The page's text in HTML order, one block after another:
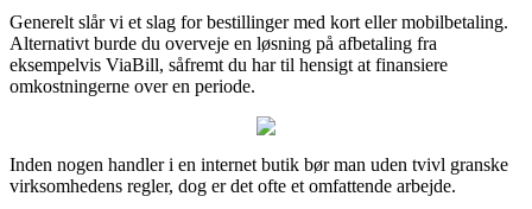
Generelt slår vi et slag for bestillinger med kort eller mobilbetaling.
Alternativt burde du overveje en løsning på afbetaling fra
eksempelvis ViaBill, såfremt du har til hensigt at finansiere
omkostningerne over en periode.
Inden nogen handler i en internet butik bør man uden tvivl granske
virksomhedens regler, dog er det ofte et omfattende arbejde.